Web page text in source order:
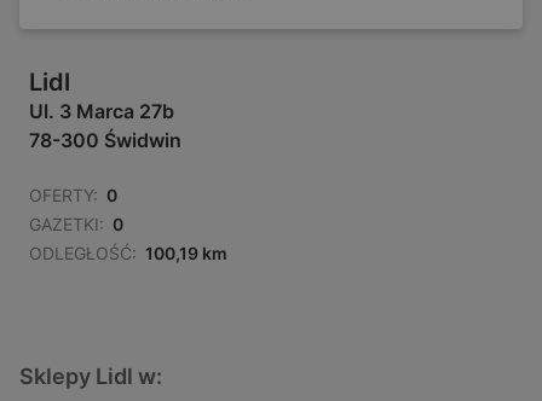
Lidl
Ul. 3 Marca 27b
78-300 Świdwin
OFERTY: 0
GAZETKI: 0
ODLEGŁOŚĆ: 100,19 km
Sklepy Lidl w: